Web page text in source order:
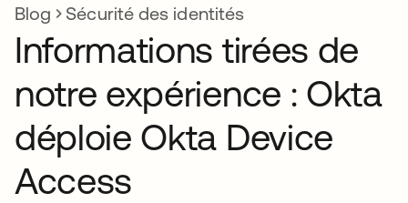
Blog Sécurité des identités
Informations tirées de
notre expérience : Okta
déploie Okta Device
Access